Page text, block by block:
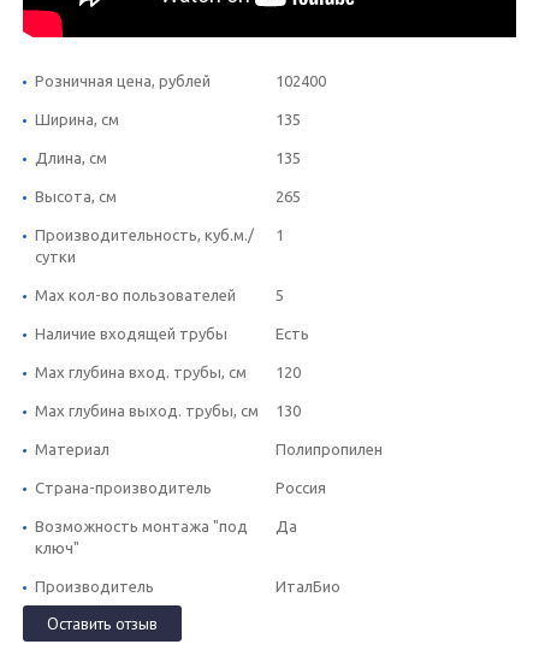
Розничная цена, рублей 102400
Ширина, см 135
Длина, см 135
Высота, см 265
Производительность, куб.м./
сутки
1
Max кол-во пользователей 5
Наличие входящей трубы Есть
Max глубина вход. трубы, см 120
Max глубина выход. трубы, см 130
Материал Полипропилен
Страна-производитель Россия
Возможность монтажа "под
ключ"
Да
Производитель ИталБио
Оставить отзыв